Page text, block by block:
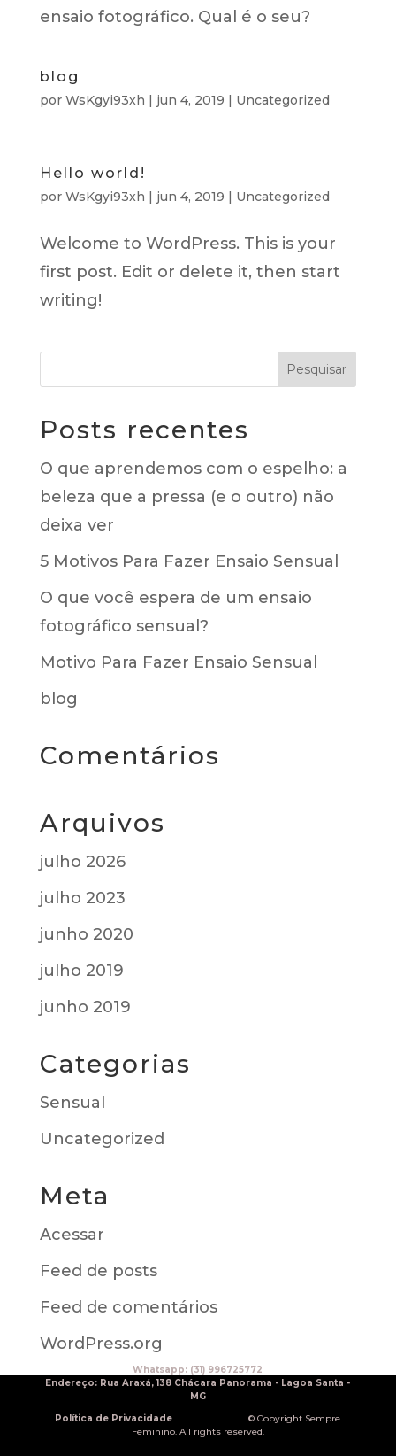
ensaio fotográfico. Qual é o seu?
blog
por WsKgyi93xh jun 4, 2019 Uncategorized
Hello world!
por WsKgyi93xh jun 4, 2019 Uncategorized
Welcome to WordPress. This is your
first post. Edit or delete it, then start
writing!
Posts recentes
O que aprendemos com o espelho: a
beleza que a pressa (e o outro) não
deixa ver
5 Motivos Para Fazer Ensaio Sensual
O que você espera de um ensaio
fotográfico sensual?
Motivo Para Fazer Ensaio Sensual
blog
Comentários
Arquivos
julho 2026
julho 2023
junho 2020
julho 2019
junho 2019
Categorias
Sensual
Uncategorized
Meta
Acessar
Feed de posts
Feed de comentários
WordPress.org
Whatsapp: (31) 996725772
Endereço: Rua Araxá, 138 Chácara Panorama - Lagoa Santa -
MG
Política de Privacidade.© Copyright Sempre
Feminino. All rights reserved.